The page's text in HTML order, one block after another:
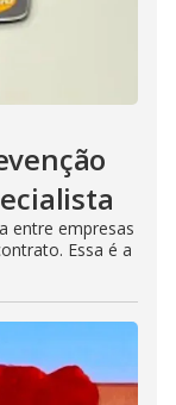
entre empresas
Essa é a